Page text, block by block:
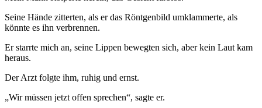
Seine Hände zitterten, als er das Röntgenbild umklammerte, als
könnte es ihn verbrennen.
Er starrte mich an, seine Lippen bewegten sich, aber kein Laut kam
heraus.
Der Arzt folgte ihm, ruhig und ernst.
„Wir müssen jetzt offen sprechen“, sagte er.